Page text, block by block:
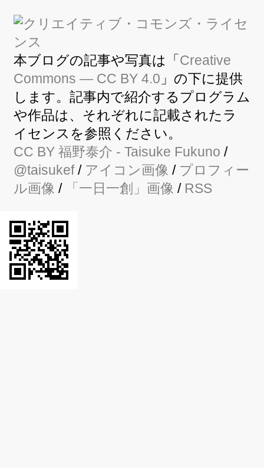
本ブログの記事や写真は「 Creative
Commons — CC BY 4.0 」の下に提供
します。記事内で紹介するプログラム
や作品は、それぞれに記載されたラ
イセンスを参照ください。
CC BY 福野泰介 - Taisuke Fukuno /
@taisukef/ アイコン画像 / プロフィー
ル画像 / 「一日一創」画像 / RSS